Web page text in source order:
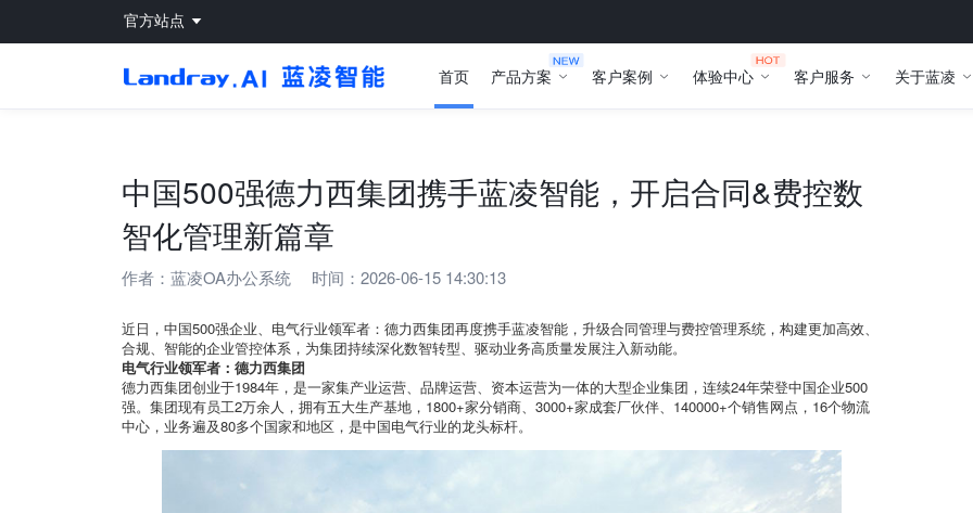
官方站点
首页 产品方案 客户案例 体验中心 客户服务 关于蓝凌
中国500强德力西集团携手蓝凌智能，开启合同&费控数
智化管理新篇章
作者： 蓝凌OA办公系统 时间：2026-06-15 14:30:13
近日，中国500强企业、电气行业领军者：德力西集团再度携手蓝凌智能，升级合同管理与费控管理系统，构建更加高效、
合规、智能的企业管控体系，为集团持续深化数智转型、驱动业务高质量发展注入新动能。
电气行业领军者：德力西集团
德力西集团创业于1984年，是一家集产业运营、品牌运营、资本运营为一体的大型企业集团，连续24年荣登中国企业500
强。集团现有员工2万余人，拥有五大生产基地，1800+家分销商、3000+家成套厂伙伴、140000+个销售网点，16个物流
中心，业务遍及80多个国家和地区，是中国电气行业的龙头标杆。